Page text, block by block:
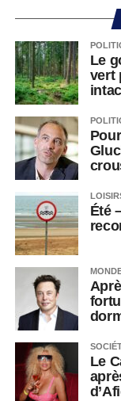
Le
vert
Été
Le